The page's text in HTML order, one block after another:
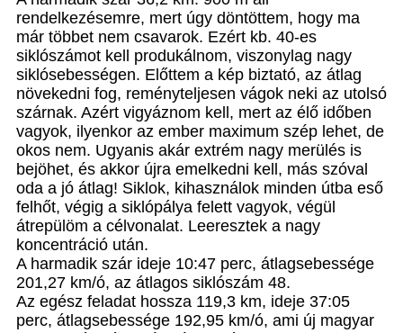
rendelkezésemre, mert úgy döntöttem, hogy ma
már többet nem csavarok. Ezért kb. 40-es
siklószámot kell produkálnom, viszonylag nagy
siklósebességen. Előttem a kép biztató, az átlag
növekedni fog, reményteljesen vágok neki az utolsó
szárnak. Azért vigyáznom kell, mert az élő időben
vagyok, ilyenkor az ember maximum szép lehet, de
okos nem. Ugyanis akár extrém nagy merülés is
bejöhet, és akkor újra emelkedni kell, más szóval
oda a jó átlag! Siklok, kihasználok minden útba eső
felhőt, végig a siklópálya felett vagyok, végül
átrepülöm a célvonalat. Leeresztek a nagy
koncentráció után.
A harmadik szár ideje 10:47 perc, átlagsebessége
201,27 km/ó, az átlagos siklószám 48.
Az egész feladat hossza 119,3 km, ideje 37:05
perc, átlagsebessége 192,95 km/ó, ami új magyar